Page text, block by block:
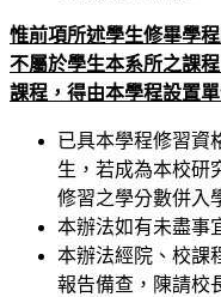
惟前項所述學生修畢學
不屬於學生本系所之課
課程，得由本學程設置
已具本學程修習資
生，若成為本校研
修習之學分數併入
本辦法如有未盡事
本辦法經院、校課
報告備查，陳請校